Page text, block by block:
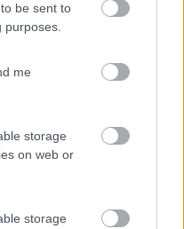
be sent to
me
storage
on web or
storage
30/04/2020 12:39
molto bello il